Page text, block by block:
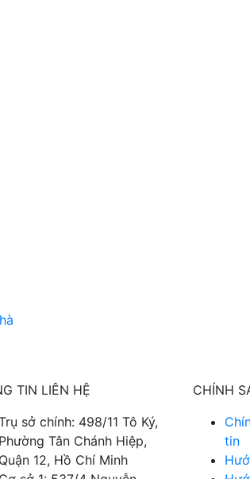
TIN LIÊN HỆ
sở chính: 498/11 Tô Ký,
Phường Tân Chánh Hiệp,
Quận 12, Hồ Chí Minh
CHÍNH
tin